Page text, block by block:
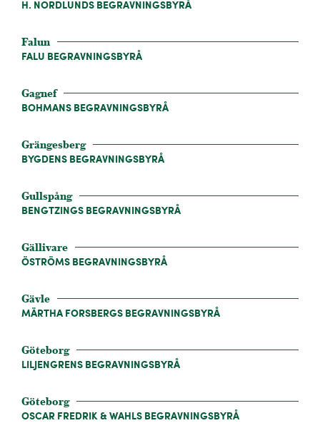
H. NORDLUNDS BEGRAVNINGSBYRÅ
Falun
FALU BEGRAVNINGSBYRÅ
Gagnef
BOHMANS BEGRAVNINGSBYRÅ
Grängesberg
BYGDENS BEGRAVNINGSBYRÅ
Gullspång
BENGTZINGS BEGRAVNINGSBYRÅ
Gällivare
ÖSTRÖMS BEGRAVNINGSBYRÅ
Gävle
MÄRTHA FORSBERGS BEGRAVNINGSBYRÅ
Göteborg
LILJENGRENS BEGRAVNINGSBYRÅ
Göteborg
OSCAR FREDRIK & WAHLS BEGRAVNINGSBYRÅ